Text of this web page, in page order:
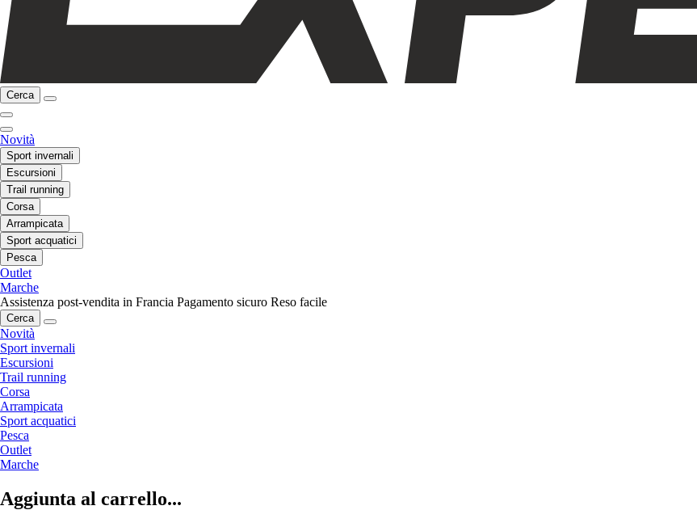
Cerca
Novità
Sport invernali
Escursioni
Trail running
Corsa
Arrampicata
Sport acquatici
Pesca
Outlet
Marche
Assistenza post-vendita in Francia Pagamento sicuro Reso facile
Cerca
Novità
Sport invernali
Escursioni
Trail running
Corsa
Arrampicata
Sport acquatici
Pesca
Outlet
Marche
Aggiunta al carrello...